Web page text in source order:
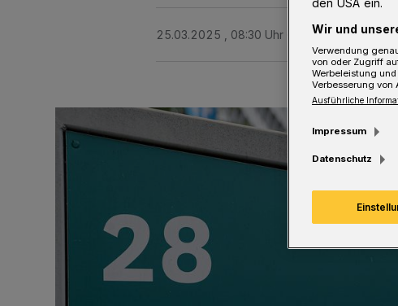
25.03.2025 , 08:30 Uhr Eine Minute
den USA ein.
Wir und
Verwendung
von oder Zugriff
Werbeleistung
Verbesserung von
Ausführliche
Impressum
Datenschutz